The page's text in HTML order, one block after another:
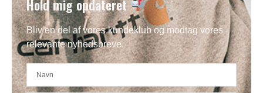
Hold mig opdateret
Bliv en del af vores kundeklub og modtag vores
relevante nyhedsbreve.